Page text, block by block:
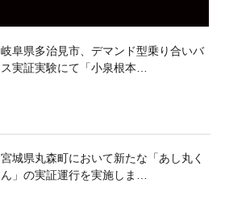
岐阜県多治見市、デマンド型乗り合いバ
ス実証実験にて「小泉根本…
宮城県丸森町において新たな「あし丸く
ん」の実証運行を実施しま…